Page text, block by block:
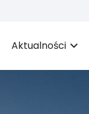
Aktualności